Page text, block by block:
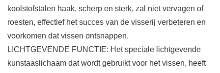
koolstofstalen haak, scherp en sterk, zal niet vervagen of
roesten, effectief het succes van de visserij verbeteren en
voorkomen dat vissen ontsnappen.
LICHTGEVENDE FUNCTIE: Het speciale lichtgevende
kunstaaslichaam dat wordt gebruikt voor het vissen, heeft